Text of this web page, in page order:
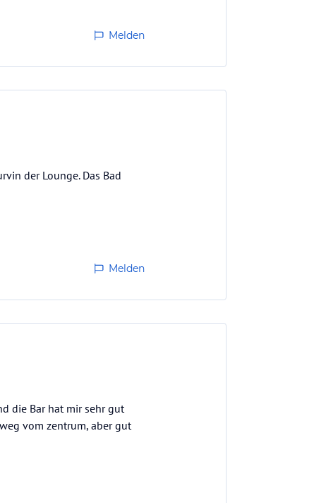
Melden
der Lounge. Das Bad
Melden
die Bar hat mir sehr gut
vom zentrum, aber gut